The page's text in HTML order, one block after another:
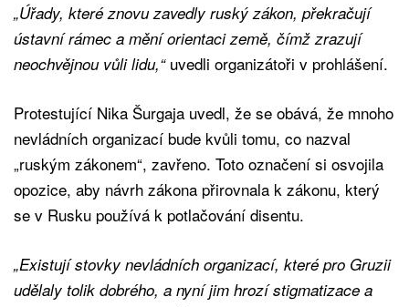
„Úřady, které znovu zavedly ruský zákon, překračují
ústavní rámec a mění orientaci země, čímž zrazují
neochvějnou vůli lidu,“uvedli organizátoři v prohlášení.
Protestující Nika Šurgaja uvedl, že se obává, že mnoho
nevládních organizací bude kvůli tomu, co nazval
„ruským zákonem“, zavřeno. Toto označení si osvojila
opozice, aby návrh zákona přirovnala k zákonu, který
se v Rusku používá k potlačování disentu.
„Existují stovky nevládních organizací, které pro Gruzii
udělaly tolik dobrého, a nyní jim hrozí stigmatizace a